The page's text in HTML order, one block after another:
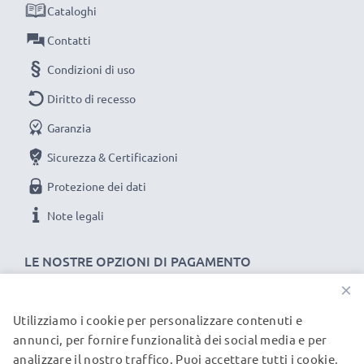
che tu possa fare, riducendo l’impatto ambientale,
riciclando, efficientando e riducendo gli scarti
superflui.
Scegli CELLONIC e non fare mai compromessi sulla di
qualità: ordina ora!
LE NOSTRE OPZIONI DI PAGAMENTO
Cataloghi
Contatti
Condizioni di uso
Diritto di recesso
Garanzia
Sicurezza & Certificazioni
Protezione dei dati
Note legali
I NOSTRI PARTNER DI SPEDIZIONE
×
Utilizziamo i cookie per personalizzare contenuti e
annunci, per fornire funzionalità dei social media e per
analizzare il nostro traffico. Puoi accettare tutti i cookie,